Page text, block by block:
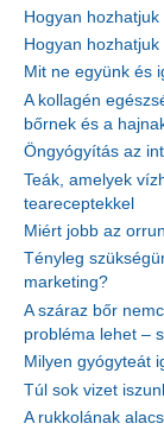
Hogyan
Hogyan
Mit ne együnk és
A kollagén
bőrnek és a
Öngyógyítás az
Teák, amelyek
teareceptekkel
Miért jobb az
Tényleg
marketing?
A száraz bőr
probléma lehet –
Milyen gyógyteát
Túl sok vizet
A rukkolának